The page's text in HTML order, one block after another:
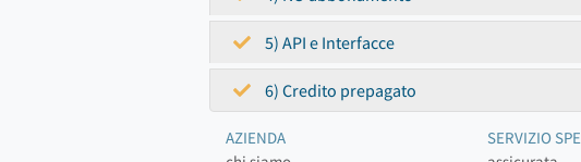
5) API e Interfacce
6) Credito prepagato
AZIENDA
SERVIZIO